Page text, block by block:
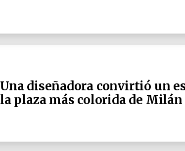
Una diseñadora convirtió un
la plaza más colorida de Milán